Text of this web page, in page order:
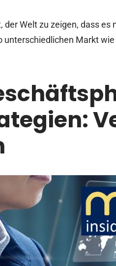
der Welt zu zeigen, dass
unterschiedlichen Markt